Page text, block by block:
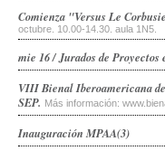
Comienza "Versus Le
octubre. 10.00-14.30. aula 1N5.
mie 16 / Jurados de Proyectos
VIII Bienal Iberoamericana
SEP. Más información:
Inauguración MPAA(3)